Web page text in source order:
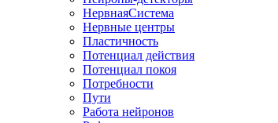
НервнаяСистема
Нервные центры
Пластичность
Потенциал действия
Потенциал покоя
Потребности
Пути
Работа нейронов